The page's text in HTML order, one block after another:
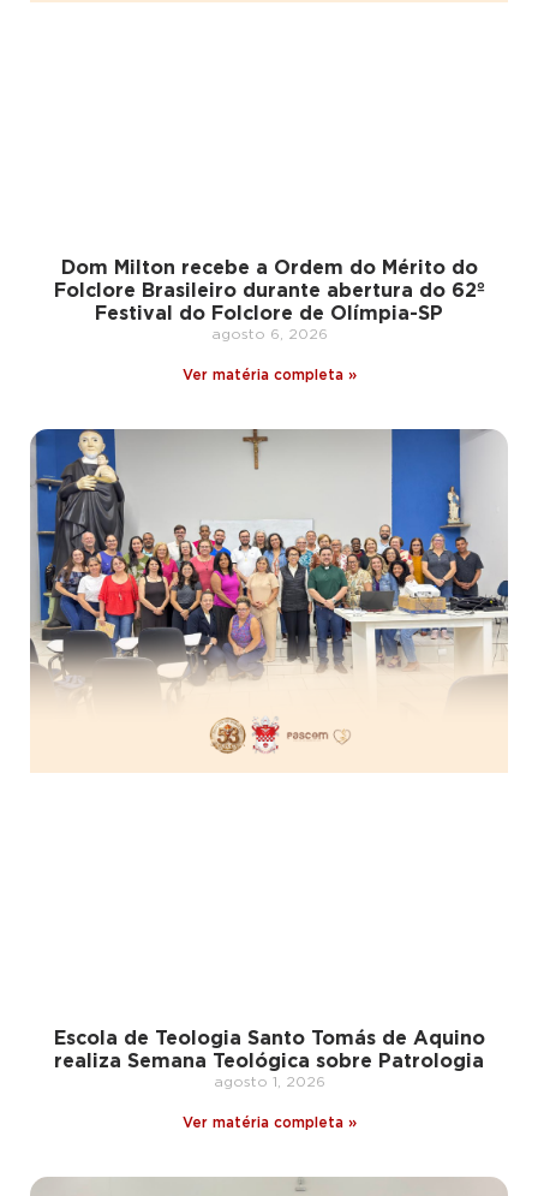
Dom Milton recebe a Ordem do Mérito do
Folclore Brasileiro durante abertura do 62º
Festival do Folclore de Olímpia-SP
agosto 6, 2026
Ver matéria completa »
Escola de Teologia Santo Tomás de Aquino
realiza Semana Teológica sobre Patrologia
agosto 1, 2026
Ver matéria completa »